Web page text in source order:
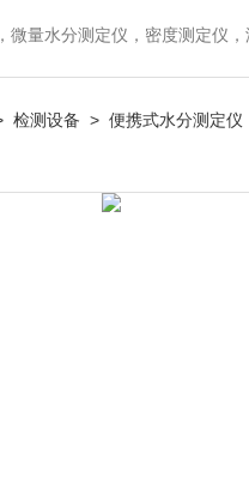
微量水分测定仪，密度测定仪
检测设备 > 便携式水分测定仪